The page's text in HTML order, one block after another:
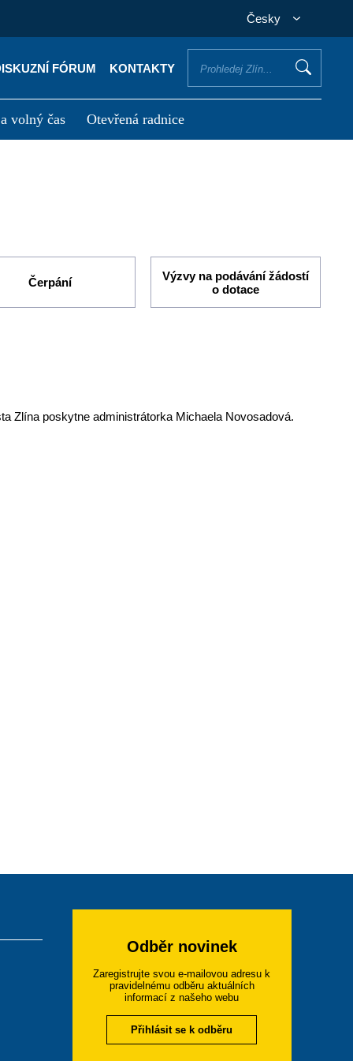
Česky
FÓRUM KONTAKTY
volný čas Otevřená radnice
Čerpání
Výzvy na podávání žádostí
o dotace
Zlína poskytne administrátorka Michaela Novosadová.
Odběr novinek
Zaregistrujte svou e-mailovou adresu k
pravidelnému odběru aktuálních
informací z našeho webu
Přihlásit se k odběru